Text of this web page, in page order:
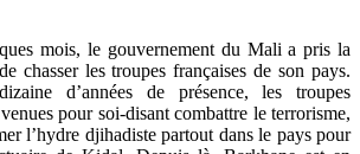
mois, le gouvernement du Mali a pris la
chasser les troupes françaises de son pays.
d’années de présence, les troupes
pour soi-disant combattre le terrorisme,
l’hydre djihadiste partout dans le pays pour